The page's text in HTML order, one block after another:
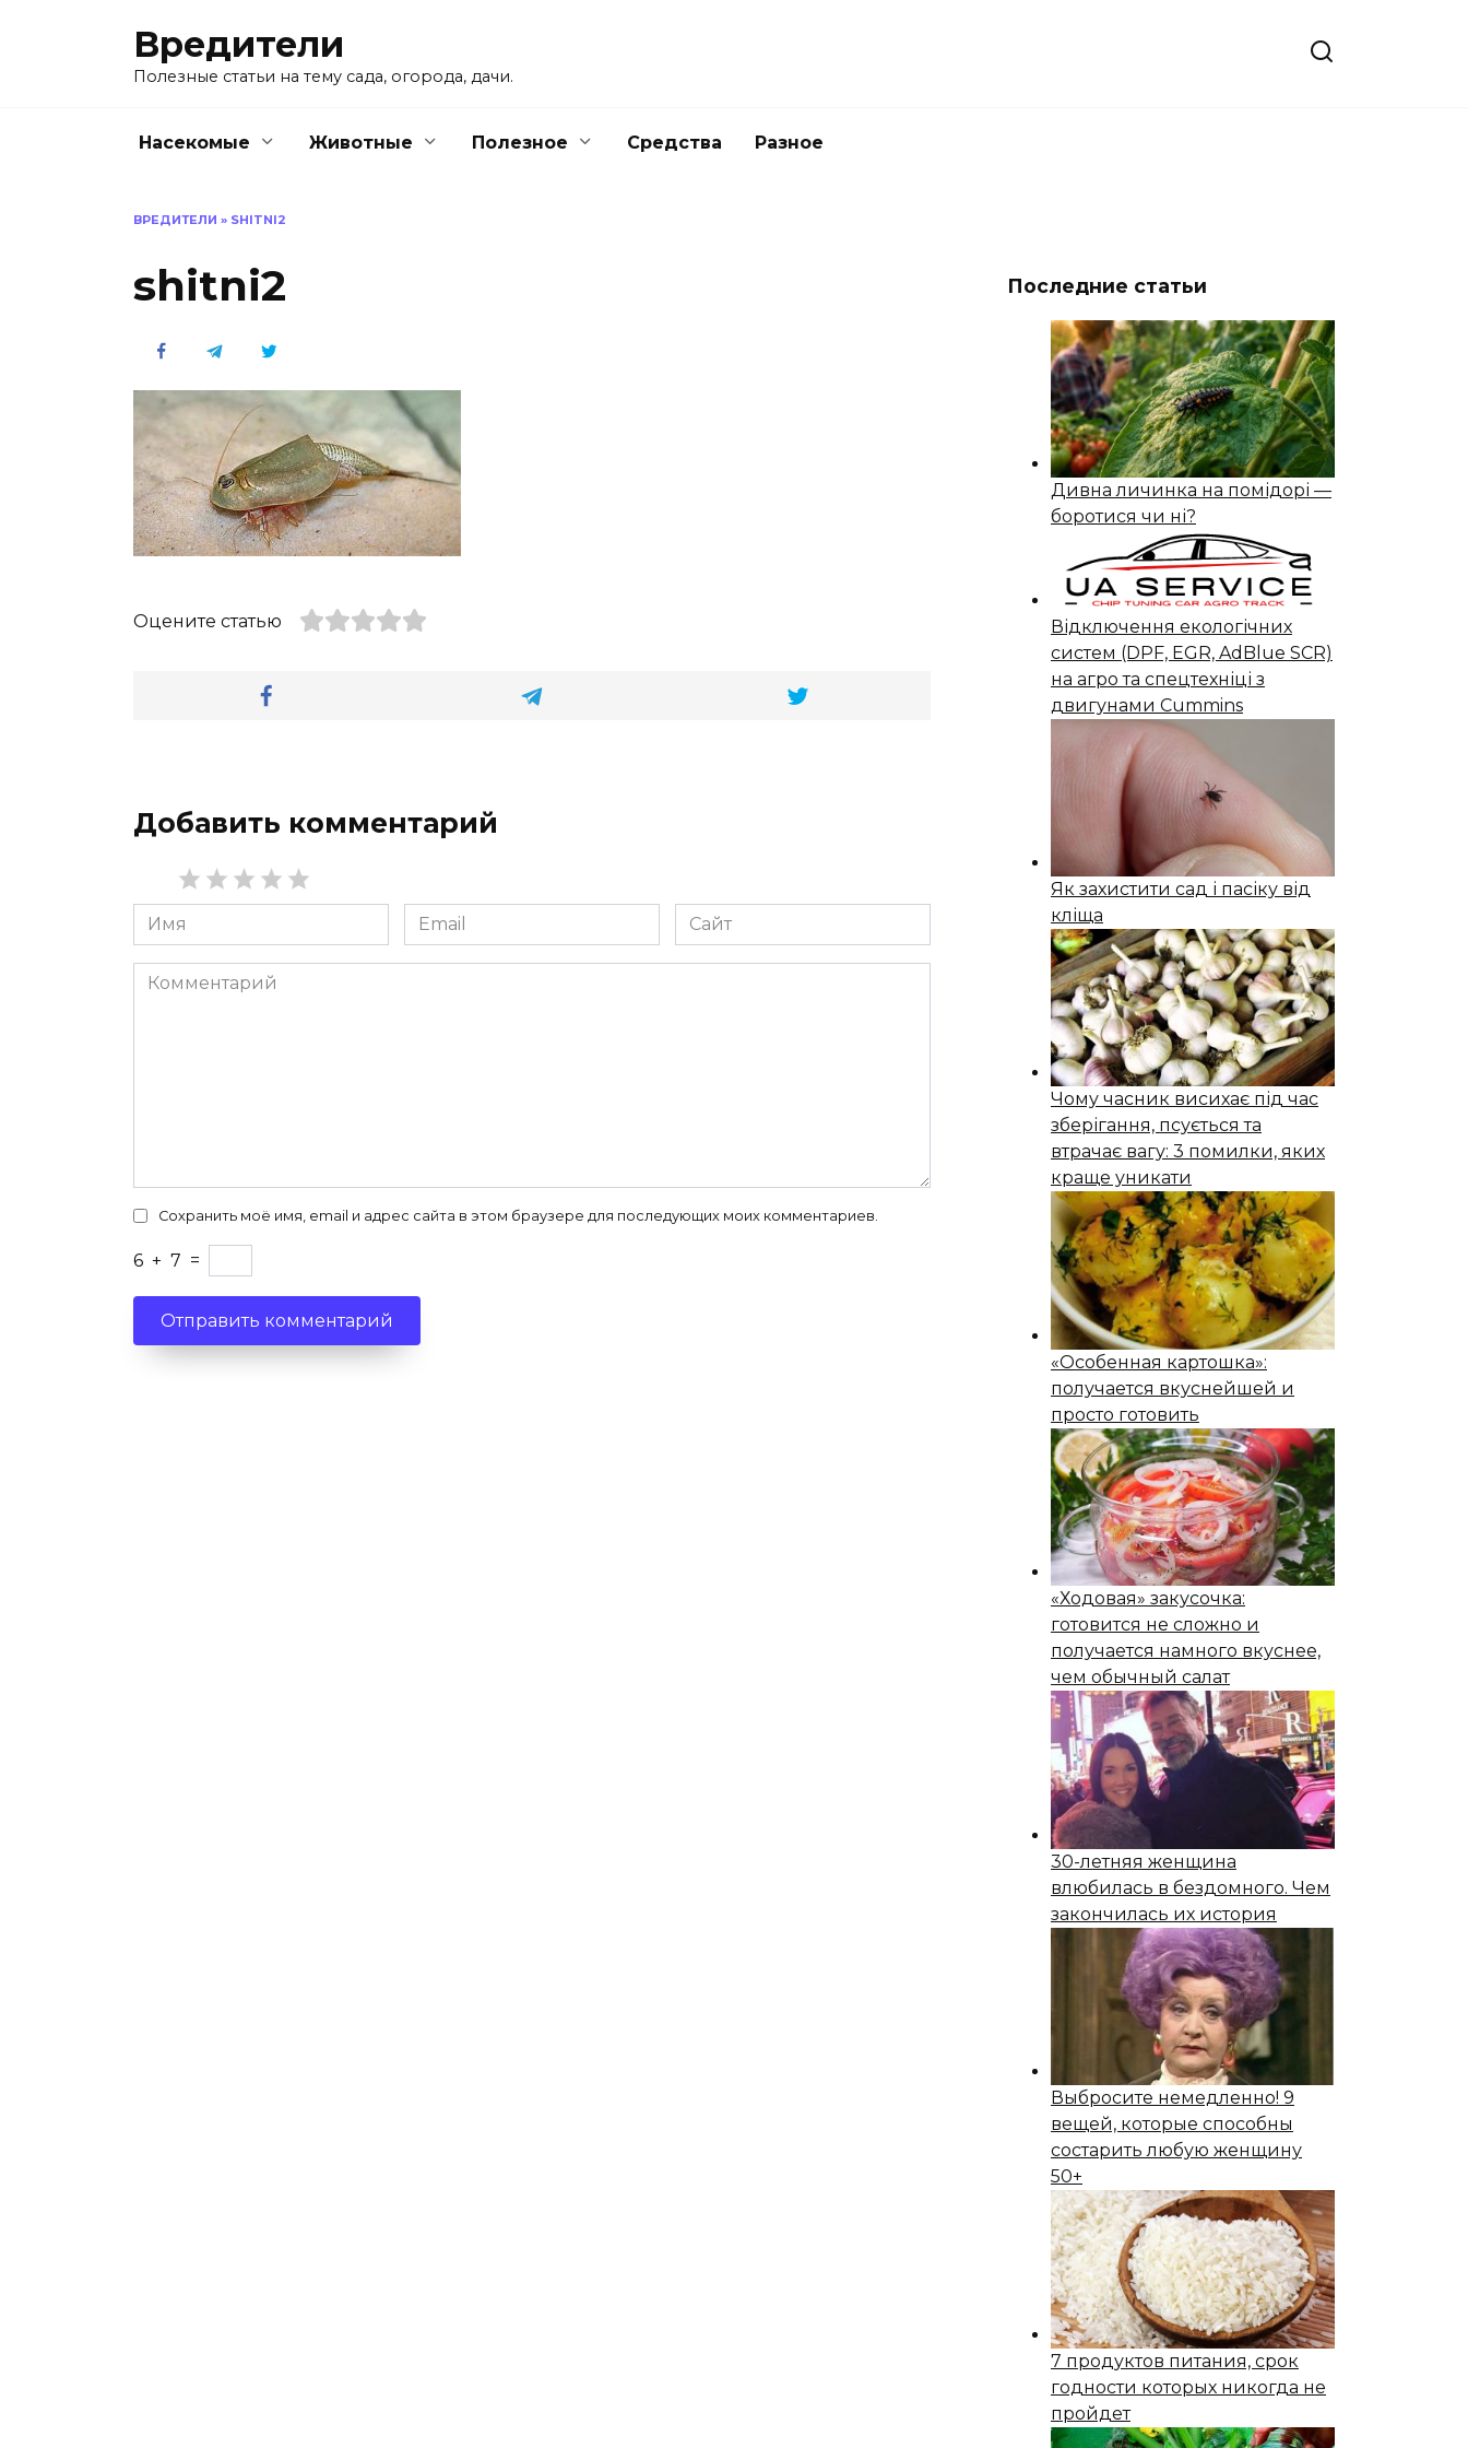
Вредители
Полезные статьи на тему сада, огорода, дачи.
Насекомые Животные Полезное Средства Разное
ВРЕДИТЕЛИ » SHITNI2
shitni2
Оцените статью
Добавить комментарий
Имя
*
Email
*
Сайт
Комментарий
Сохранить моё имя, email и адрес сайта в этом браузере для последующих моих комментариев.
6 + 7 =
Последние статьи
Дивна личинка на помідорі —
боротися чи ні?
Відключення екологічних
систем (DPF, EGR, AdBlue SCR)
на агро та спецтехніці з
двигунами Cummins
Як захистити сад і пасіку від
кліща
Чому часник висихає під час
зберігання, псується та
втрачає вагу: 3 помилки, яких
краще уникати
«Особенная картошка»:
получается вкуснейшей и
просто готовить
«Ходовая» закусочка:
готовится не сложно и
получается намного вкуснее,
чем обычный салат
30-летняя женщина
влюбилась в бездомного. Чем
закончилась их история
Выбросите немедленно! 9
вещей, которые способны
состapить любую женщину
50+
7 продуктов питания, срок
годности которых никогда не
пройдет